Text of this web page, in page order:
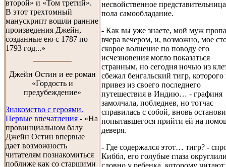
второй» и «Том третий».
В этот трехтомный
манускрипт вошли ранние
произведения Джейн,
созданные ею с 1787 по
1793 год...»
Джейн Остин и ее роман
«Гордость и
предубеждение»
Знакомство с героями.
Первые впечатления - «На
провинциальном балу
Джейн Остин впервые
дает возможность
читателям познакомиться
поближе как со старшими
несвойственное
пола самообладание.
- Как вы уже знаете, мой муж
вчера вечером, и, возможно, мое
скорое волнение по поводу его
исчезновения могло показаться
странным, но сегодня ночью из
сбежал бенгальский тигр, которого
привез из своего последнего
путешествия в Индию… - графиня
замолчала, побледнев, но тотчас
справилась с собой, вновь
попытавшегося прийти ей на
деверя.
- Где содержался этот… тигр? -
Киббл, его голубые глаза
словно у ребенка, которому читают